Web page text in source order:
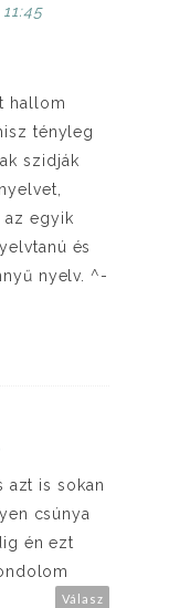
hallom
tényleg
szidják
az egyik
és
nyelv. ^-
azt is sokan
csúnya
én ezt
Válasz